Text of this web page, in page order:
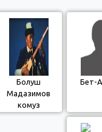
Болуш
Мадазимов
комуз
Бет-